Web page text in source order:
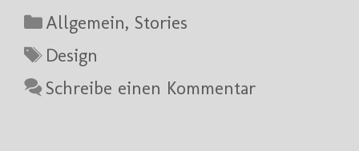
Kategorien
Allgemein, Stories
Schlagwörter
Design
Schreibe einen Kommentar